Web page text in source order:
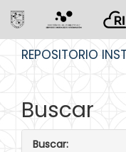
REPOSITORIO
Buscar
Buscar: